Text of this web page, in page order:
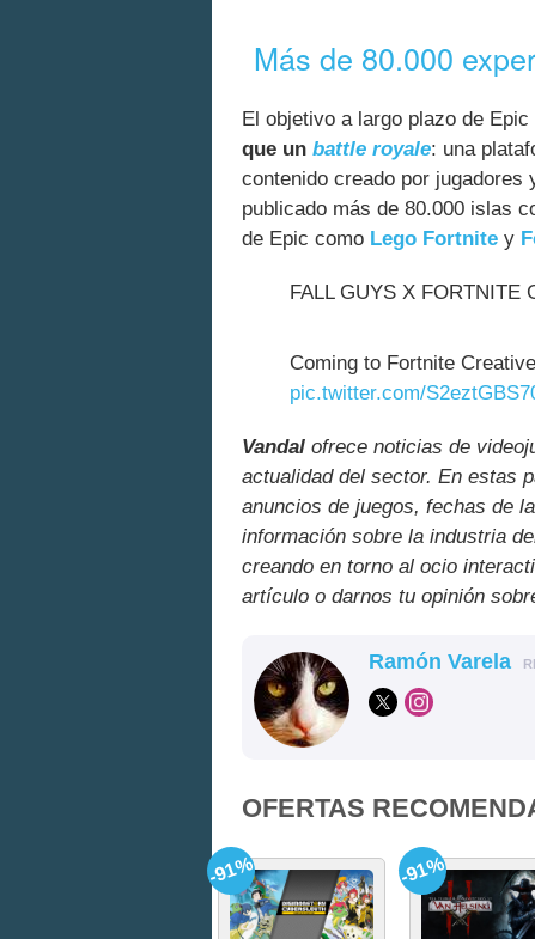
Más de 80.000
El objetivo a largo plazo de
que un battle royale: una
contenido creado por jugadores
publicado más de 80.000 islas
de Epic como Lego Fortnite y
FALL GUYS X FORTNITE
Coming to Fortnite
pic.twitter.com/
Vandal ofrece noticias de
actualidad del sector. En estas
anuncios de juegos, fechas de
información sobre la industria
creando en torno al ocio
artículo o darnos tu opinión
Ramón Varela
OFERTAS
-91% -91%